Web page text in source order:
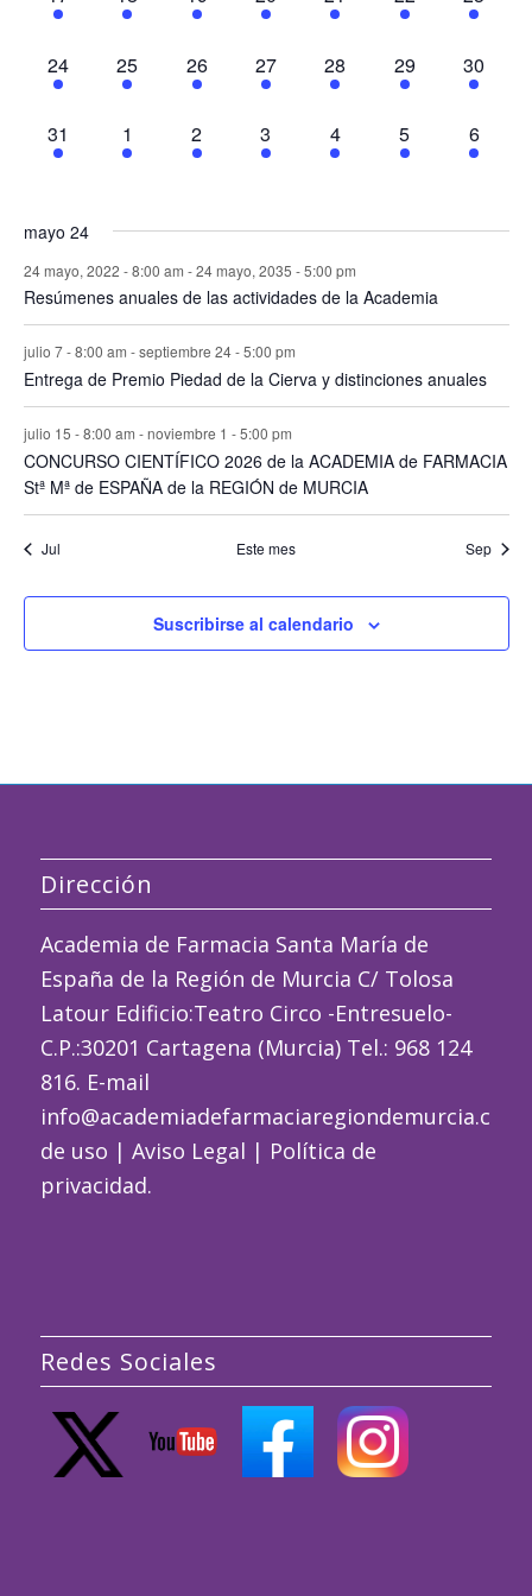
eventos,
eventos,
eventos,
eventos,
eventos,
eventos,
3
eventos,
24
3
eventos,
25
3
eventos,
26
3
eventos,
27
3
eventos,
28
3
eventos,
29
3
30
3
eventos,
31
3
eventos,
1
3
eventos,
2
3
eventos,
3
3
eventos,
4
3
eventos,
5
3
6
mayo 24
24 mayo, 2022 - 8:00 am -24 mayo, 2035 - 5:00 pm
Resúmenes anuales de las actividades de la Academia
julio 7 - 8:00 am -septiembre 24 - 5:00 pm
Entrega de Premio Piedad de la Cierva y distinciones anuales
julio 15 - 8:00 am -noviembre 1 - 5:00 pm
CONCURSO CIENTÍFICO 2026 de la ACADEMIA de FARMACIA
Stª Mª de ESPAÑA de la REGIÓN de MURCIA
Jul Este mes Sep
Suscribirse al calendario
Dirección
Academia de Farmacia Santa María de
España de la Región de Murcia C/ Tolosa
Latour Edificio:Teatro Circo -Entresuelo-
C.P.:30201 Cartagena (Murcia) Tel.: 968 124
816. E-mail
de uso | Aviso Legal | Política de
privacidad.
Redes Sociales